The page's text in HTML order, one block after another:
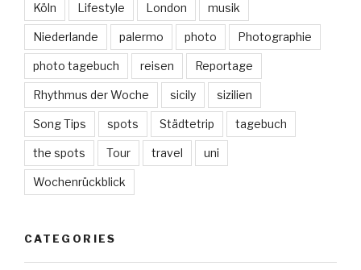
Köln Lifestyle London musik
Niederlande palermo photo Photographie
photo tagebuch reisen Reportage
Rhythmus der Woche sicily sizilien
Song Tips spots Städtetrip tagebuch
the spots Tour travel uni
Wochenrückblick
CATEGORIES